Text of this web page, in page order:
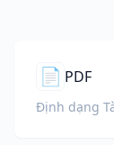
📄 PDF
Định dạng